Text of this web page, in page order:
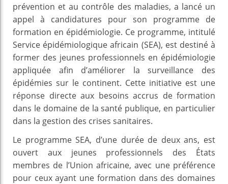
prévention et au contrôle des maladies, a lancé un
appel à candidatures pour son programme de
formation en épidémiologie. Ce programme, intitulé
Service épidémiologique africain (SEA), est destiné à
former des jeunes professionnels en épidémiologie
appliquée afin d’améliorer la surveillance des
épidémies sur le continent. Cette initiative est une
réponse directe aux besoins accrus de formation
dans le domaine de la santé publique, en particulier
dans la gestion des crises sanitaires.
Le programme SEA, d’une durée de deux ans, est
ouvert aux jeunes professionnels des États
membres de l’Union africaine, avec une préférence
pour ceux ayant une formation dans des domaines